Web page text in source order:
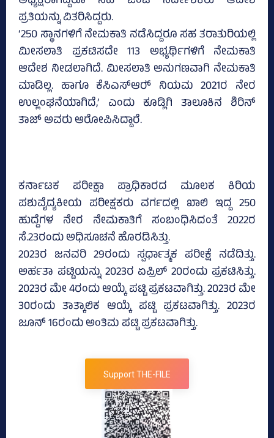
ಪ್ರತಿಯನ್ನು ವಿತರಿಸಿದ್ದರು.
‘250 ಸ್ಥಾನಗಳಿಗೆ ನೇಮಕಾತಿ ನಡೆಸಿದ್ದರೂ ಸಹ ತರಾತುರಿಯಲ್ಲಿ
ಮೀಸಲಾತಿ ಪ್ರಕಟಿಸದೇ 113 ಅಭ್ಯರ್ಥಿಗಳಿಗೆ ನೇಮಕಾತಿ
ಆದೇಶ ನೀಡಲಾಗಿದೆ. ಮೀಸಲಾತಿ ಅನುಗಣವಾಗಿ ನೇಮಕಾತಿ
ಮಾಡಿಲ್ಲ. ಹಾಗೂ ಕೆಸಿಎಸ್‌ಆರ್‍‌ ನಿಯಮ 2021ರ ನೇರ
ಉಲ್ಲಂಘನೆಯಾಗಿದೆ,’ ಎಂದು ಕೂಡ್ಲಿಗಿ ತಾಲೂಕಿನ ಶಿರಿನ್‌
ತಾಜ್‌ ಅವರು ಆರೋಪಿಸಿದ್ದಾರೆ.
ಕರ್ನಾಟಕ ಪರೀಕ್ಷಾ ಪ್ರಾಧಿಕಾರದ ಮೂಲಕ ಕಿರಿಯ
ಪಶುವೈದ್ಯಕೀಯ ಪರೀಕ್ಷಕರು ವರ್ಗದಲ್ಲಿ ಖಾಲಿ ಇದ್ದ 250
ಹುದ್ದೆಗಳ ನೇರ ನೇಮಕಾತಿಗೆ ಸಂಬಂಧಿಸಿದಂತೆ 2022ರ
ಸೆ.23ರಂದು ಅಧಿಸೂಚನೆ ಹೊರಡಿಸಿತ್ತು.
2023ರ ಜನವರಿ 29ರಂದು ಸ್ಪರ್ಧಾತ್ಮಕ ಪರೀಕ್ಷೆ ನಡೆದಿತ್ತು.
ಅರ್ಹತಾ ಪಟ್ಟಿಯನ್ನು 2023ರ ಏಪ್ರಿಲ್‌ 20ರಂದು ಪ್ರಕಟಿಸಿತ್ತು.
2023ರ ಮೇ 4ರಂದು ಆಯ್ಕೆ ಪಟ್ಟಿ ಪ್ರಕಟವಾಗಿತ್ತು. 2023ರ ಮೇ
30ರಂದು ತಾತ್ಕಾಲಿಕ ಆಯ್ಕೆ ಪಟ್ಟಿ ಪ್ರಕಟವಾಗಿತ್ತು. 2023ರ
ಜೂನ್‌ 16ರಂದು ಅಂತಿಮ ಪಟ್ಟಿ ಪ್ರಕಟವಾಗಿತ್ತು.
Support THE-FILE